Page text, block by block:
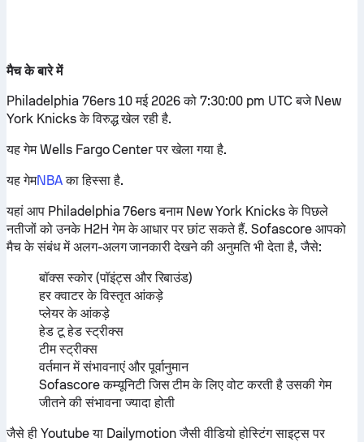
मैच के बारे में
Philadelphia 76ers 10 मई 2026 को 7:30:00 pm UTC बजे New
York Knicks के विरुद्ध खेल रही है.
यह गेम Wells Fargo Center पर खेला गया है.
यह गेमNBAका हिस्सा है.
यहां आप Philadelphia 76ers बनाम New York Knicks के पिछले
नतीजों को उनके H2H गेम के आधार पर छांट सकते हैं. Sofascore आपको
मैच के संबंध में अलग-अलग जानकारी देखने की अनुमति भी देता है, जैसे:
बॉक्स स्कोर (पॉइंट्स और रिबाउंड)
हर क्वाटर के विस्तृत आंकड़े
प्लेयर के आंकड़े
हेड टू हेड स्ट्रीक्स
टीम स्ट्रीक्स
वर्तमान में संभावनाएं और पूर्वानुमान
Sofascore कम्यूनिटी जिस टीम के लिए वोट करती है उसकी गेम
जीतने की संभावना ज्यादा होती
जैसे ही Youtube या Dailymotion जैसी वीडियो होस्टिंग साइट्स पर